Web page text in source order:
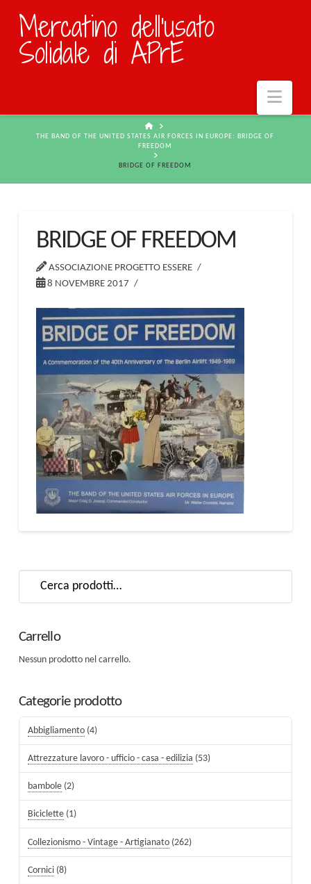
Mercatino dell'usato
Solidale di APrE
HOME
THE BAND OF THE UNITED STATES AIR FORCES IN EUROPE: BRIDGE OF
FREEDOM
BRIDGE OF FREEDOM
BRIDGE OF FREEDOM
ASSOCIAZIONE PROGETTO ESSERE
8 NOVEMBRE 2017
Carrello
Nessun prodotto nel carrello.
Categorie prodotto
Abbigliamento (4)
Attrezzature lavoro - ufficio - casa - edilizia (53)
bambole (2)
Biciclette (1)
Collezionismo - Vintage - Artigianato (262)
Cornici (8)